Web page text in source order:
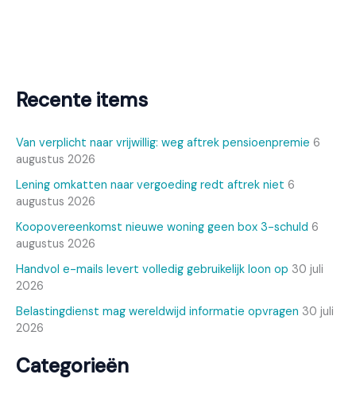
Recente items
Van verplicht naar vrijwillig: weg aftrek pensioenpremie 6
augustus 2026
Lening omkatten naar vergoeding redt aftrek niet 6
augustus 2026
Koopovereenkomst nieuwe woning geen box 3-schuld 6
augustus 2026
Handvol e-mails levert volledig gebruikelijk loon op 30 juli
2026
Belastingdienst mag wereldwijd informatie opvragen 30 juli
2026
Categorieën